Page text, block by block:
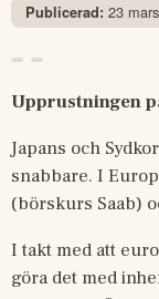
Publicerad: 23
Upprustningen
Japans och
snabbare. I
(börskurs Saab)
I takt med att
göra det med